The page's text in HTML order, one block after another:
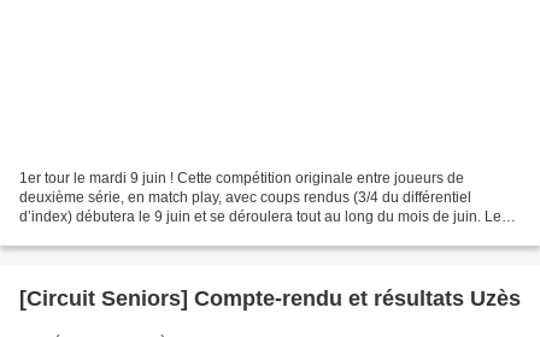
1er tour le mardi 9 juin ! Cette compétition originale entre joueurs de
deuxième série, en match play, avec coups rendus (3/4 du différentiel
d’index) débutera le 9 juin et se déroulera tout au long du mois de juin. Le
[Circuit Seniors] Compte-rendu et résultats Uzès